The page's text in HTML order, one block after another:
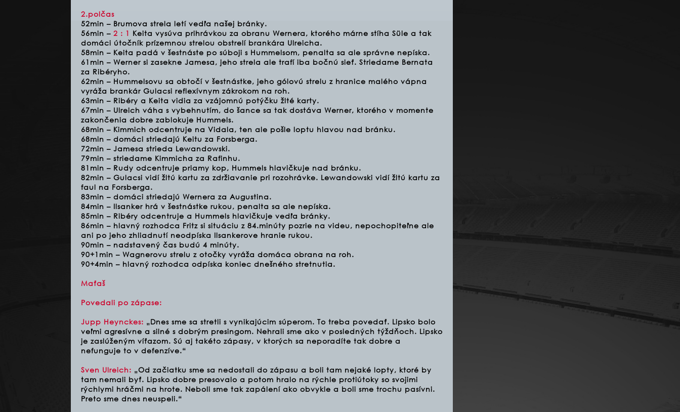
2.polčas
52min – Brumova strela letí vedľa našej bránky.
56min – 2 : 1 Keita vysúva prihrávkou za obranu Wernera, ktorého márne stíha Süle a tak
domáci útočník prízemnou strelou obstrelí brankára Ulreicha.
58min – Keita padá v šestnáste po súboji s Hummelsom, penalta sa ale správne nepíska.
61min – Werner si zasekne Jamesa, jeho strela ale trafí iba bočnú sieť. Striedame Bernata
za Ribéryho.
62min – Hummelsovu sa obtočí v šestnástke, jeho gólovú strelu z hranice malého vápna
vyráža brankár Gulacsi reflexívnym zákrokom na roh.
63min – Ribéry a Keita vidia za vzájomnú potýčku žlté karty.
67min – Ulreich váha s vybehnutím, do šance sa tak dostáva Werner, ktorého v momente
zakončenia dobre zablokuje Hummels.
68min – Kimmich odcentruje na Vidala, ten ale pošle loptu hlavou nad bránku.
68min – domáci striedajú Keitu za Forsberga.
72min – Jamesa strieda Lewandowski.
79min – striedame Kimmicha za Rafinhu.
81min – Rudy odcentruje priamy kop, Hummels hlavičkuje nad bránku.
82min – Gulacsi vidí žltú kartu za zdržiavanie pri rozohrávke. Lewandowski vidí žltú kartu za
faul na Forsberga.
83min – domáci striedajú Wernera za Augustina.
84min – Ilsanker hrá v šestnástke rukou, penalta sa ale nepíska.
85min – Ribéry odcentruje a Hummels hlavičkuje vedľa bránky.
86min – hlavný rozhodca Fritz si situáciu z 84.minúty pozrie na videu, nepochopiteľne ale
ani po jeho zhliadnutí neodpíska Ilsankerove hranie rukou.
90min – nadstavený čas budú 4 minúty.
90+1min – Wagnerovu strelu z otočky vyráža domáca obrana na roh.
90+4min – hlavný rozhodca odpíska koniec dnešného stretnutia.
Maťaš
Povedali po zápase:
Jupp Heynckes: „Dnes sme sa stretli s vynikajúcim súperom. To treba povedať. Lipsko bolo
veľmi agresívne a silné s dobrým presingom. Nehrali sme ako v posledných týždňoch. Lipsko
je zaslúženým víťazom. Sú aj takéto zápasy, v ktorých sa neporadíte tak dobre a
nefunguje to v defenzíve.“
Sven Ulreich: „Od začiatku sme sa nedostali do zápasu a boli tam nejaké lopty, ktoré by
tam nemali byť. Lipsko dobre presovalo a potom hralo na rýchle protiútoky so svojimi
rýchlymi hráčmi na hrote. Neboli sme tak zapálení ako obvykle a boli sme trochu pasívni.
Preto sme dnes neuspeli.“